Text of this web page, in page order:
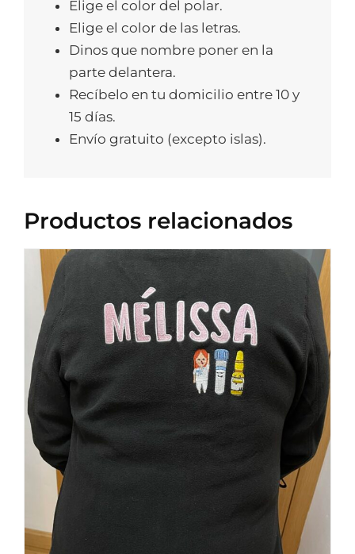
Elige el color del polar.
Elige el color de las letras.
Dinos que nombre poner en la
parte delantera.
Recíbelo en tu domicilio entre 10 y
15 días.
Envío gratuito (excepto islas).
Productos relacionados